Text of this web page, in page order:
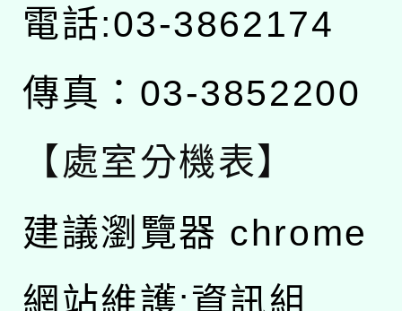
電話:03-3862174
傳真：03-3852200
【處室分機表】
建議瀏覽器 chrome
網站維護:資訊組